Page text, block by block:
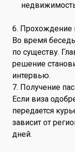
6. Прохождение
Во время
по существу.
решение
интервью.
7. Получение
Если виза
передается
зависит от
дней.